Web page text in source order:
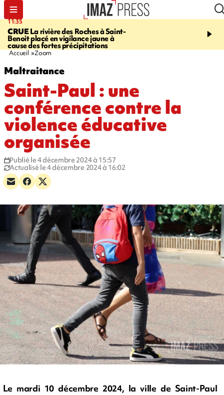
11:35
CRUELa rivière des Roches à Saint-
Benoit placé en vigilance jaune à
cause des fortes précipitations
11:57
Le
Papang a repris du
Accueil Zoom
Maltraitance
Saint-Paul : une
conférence contre la
violence éducative
organisée
Publié le 4 décembre 2024 à 15:57
Actualisé le 4 décembre 2024 à 16:02
Le mardi 10 décembre 2024, la ville de Saint-Paul